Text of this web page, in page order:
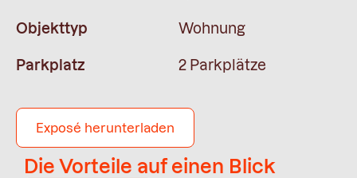
Objekttyp Wohnung
Parkplatz 2 Parkplätze
Exposé herunterladen
Die Vorteile auf einen Blick